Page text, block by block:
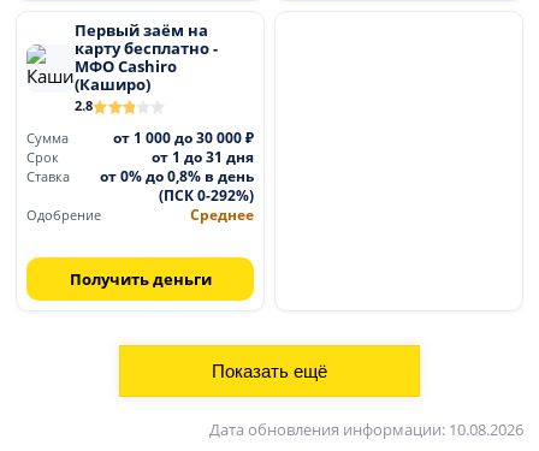
Первый заём на
карту бесплатно -
МФО Cashiro
(Каширо)
2.8
Сумма
от 1 000 до 30 000 ₽
Срок от 1 до 31 дня
Ставка
от 0% до 0,8% в день
(ПСК 0-292%)
Одобрение Среднее
Получить деньги
Дата обновления информации: 10.08.2026